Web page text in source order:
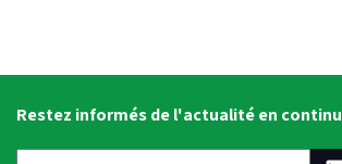
Restez informés de l'actualité en continu